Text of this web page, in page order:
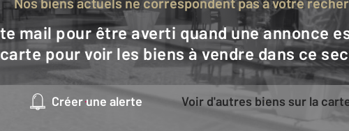
carte pour voir les biens à vendre dans ce
Créer une alerte Voir d'autres biens sur la